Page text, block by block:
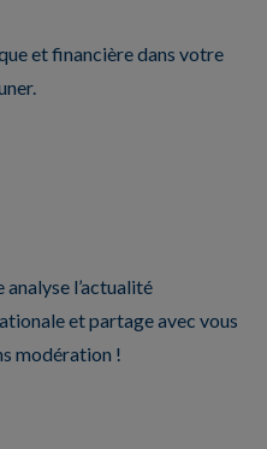
et financière dans votre
l’actualité
et partage avec vous
modération !